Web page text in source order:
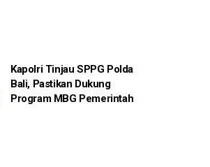
Kapolri Tinjau SPPG Polda
Bali, Pastikan Dukung
Program MBG Pemerintah